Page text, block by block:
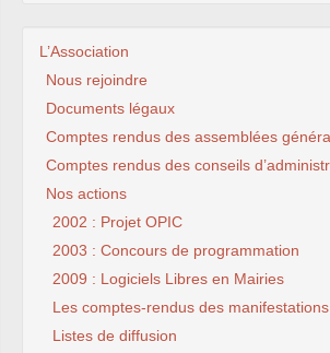
L’Association
Nous rejoindre
Documents légaux
Comptes rendus des assemblées
Comptes rendus des conseils
Nos actions
2002 : Projet OPIC
2003 : Concours de programmation
2009 : Logiciels Libres en Mairies
Les comptes-rendus des manifestations
Listes de diffusion